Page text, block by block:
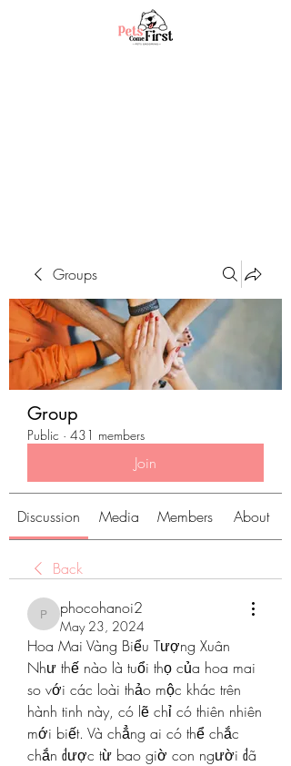
Groups
Group
Public · 431 members
Join
Discussion Media Members About
Back
phocohanoi2
phocohanoi2
May 23, 2024
Hoa Mai Vàng Biểu Tượng Xuân
Như thế nào là tuổi thọ của hoa mai
so với các loài thảo mộc khác trên
hành tinh này, có lẽ chỉ có thiên nhiên
mới biết. Và chẳng ai có thể chắc
chắn được từ bao giờ con người đã